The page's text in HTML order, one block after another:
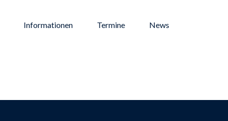
Informationen Termine News